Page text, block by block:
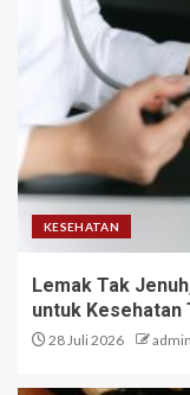
KESEHATAN
Lemak Tak
untuk Kesehatan
28 Juli 2026